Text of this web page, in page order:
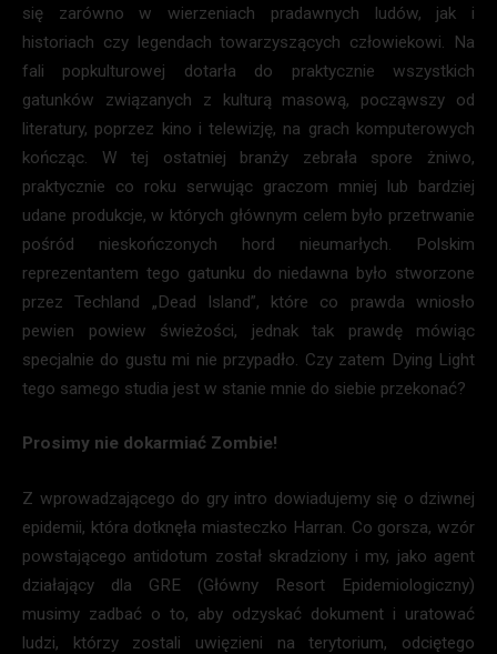
się zarówno w wierzeniach pradawnych ludów, jak i
historiach czy legendach towarzyszących człowiekowi. Na
fali popkulturowej dotarła do praktycznie wszystkich
gatunków związanych z kulturą masową, począwszy od
literatury, poprzez kino i telewizję, na grach komputerowych
kończąc. W tej ostatniej branży zebrała spore żniwo,
praktycznie co roku serwując graczom mniej lub bardziej
udane produkcje, w których głównym celem było przetrwanie
pośród nieskończonych hord nieumarłych. Polskim
reprezentantem tego gatunku do niedawna było stworzone
przez Techland „Dead Island”, które co prawda wniosło
pewien powiew świeżości, jednak tak prawdę mówiąc
specjalnie do gustu mi nie przypadło. Czy zatem Dying Light
tego samego studia jest w stanie mnie do siebie przekonać?
Prosimy nie dokarmiać Zombie!
Z wprowadzającego do gry intro dowiadujemy się o dziwnej
epidemii, która dotknęła miasteczko Harran. Co gorsza, wzór
powstającego antidotum został skradziony i my, jako agent
działający dla GRE (Główny Resort Epidemiologiczny)
musimy zadbać o to, aby odzyskać dokument i uratować
ludzi, którzy zostali uwięzieni na terytorium, odciętego